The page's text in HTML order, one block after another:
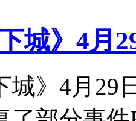
下城》4月
城》4月